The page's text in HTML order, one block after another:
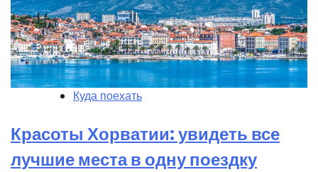
Куда поехать
Красоты Хорватии: увидеть все
лучшие места в одну поездку